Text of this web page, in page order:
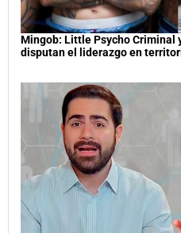
Mingob: Little Psycho Criminal
disputan el liderazgo en